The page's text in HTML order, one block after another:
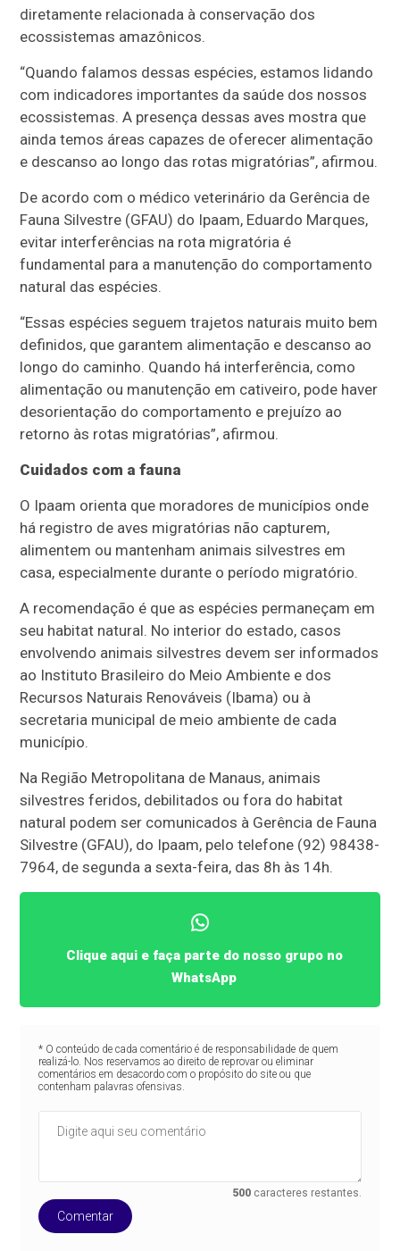
diretamente relacionada à conservação dos
ecossistemas amazônicos.
“Quando falamos dessas espécies, estamos lidando
com indicadores importantes da saúde dos nossos
ecossistemas. A presença dessas aves mostra que
ainda temos áreas capazes de oferecer alimentação
e descanso ao longo das rotas migratórias”, afirmou.
De acordo com o médico veterinário da Gerência de
Fauna Silvestre (GFAU) do Ipaam, Eduardo Marques,
evitar interferências na rota migratória é
fundamental para a manutenção do comportamento
natural das espécies.
“Essas espécies seguem trajetos naturais muito bem
definidos, que garantem alimentação e descanso ao
longo do caminho. Quando há interferência, como
alimentação ou manutenção em cativeiro, pode haver
desorientação do comportamento e prejuízo ao
retorno às rotas migratórias”, afirmou.
Cuidados com a fauna
O Ipaam orienta que moradores de municípios onde
há registro de aves migratórias não capturem,
alimentem ou mantenham animais silvestres em
casa, especialmente durante o período migratório.
A recomendação é que as espécies permaneçam em
seu habitat natural. No interior do estado, casos
envolvendo animais silvestres devem ser informados
ao Instituto Brasileiro do Meio Ambiente e dos
Recursos Naturais Renováveis (Ibama) ou à
secretaria municipal de meio ambiente de cada
município.
Na Região Metropolitana de Manaus, animais
silvestres feridos, debilitados ou fora do habitat
natural podem ser comunicados à Gerência de Fauna
Silvestre (GFAU), do Ipaam, pelo telefone (92) 98438-
7964, de segunda a sexta-feira, das 8h às 14h.
Clique aqui e faça parte do nosso grupo no
WhatsApp
* O conteúdo de cada comentário é de responsabilidade de quem
realizá-lo. Nos reservamos ao direito de reprovar ou eliminar
comentários em desacordo com o propósito do site ou que
contenham palavras ofensivas.
500 caracteres restantes.
Comentar